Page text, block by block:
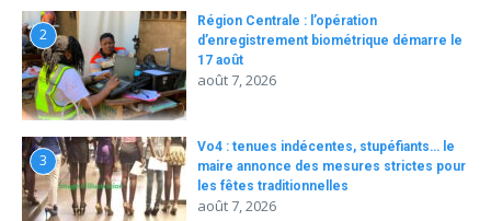
2
Région Centrale : l’opération
d’enregistrement biométrique démarre le
17 août
août 7, 2026
3
Vo4 : tenues indécentes, stupéfiants… le
maire annonce des mesures strictes pour
les fêtes traditionnelles
août 7, 2026